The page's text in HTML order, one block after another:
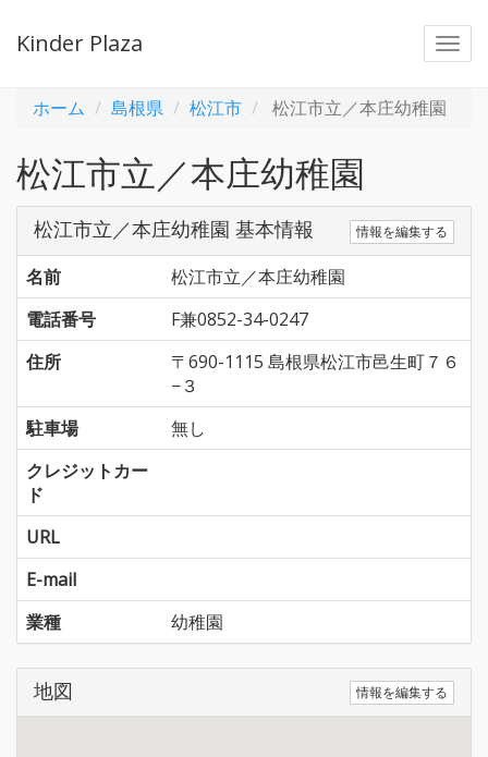
Kinder Plaza
ホーム 島根県 松江市 松江市立／本庄幼稚園
松江市立／本庄幼稚園
松江市立／本庄幼稚園 基本情報 情報を編集する
名前
松江市立／本庄幼稚園
電話番号
F兼0852-34-0247
住所
〒690-1115 島根県松江市邑生町７６
−３
駐車場
無し
クレジットカー
ド
URL
E-mail
業種
幼稚園
地図 情報を編集する